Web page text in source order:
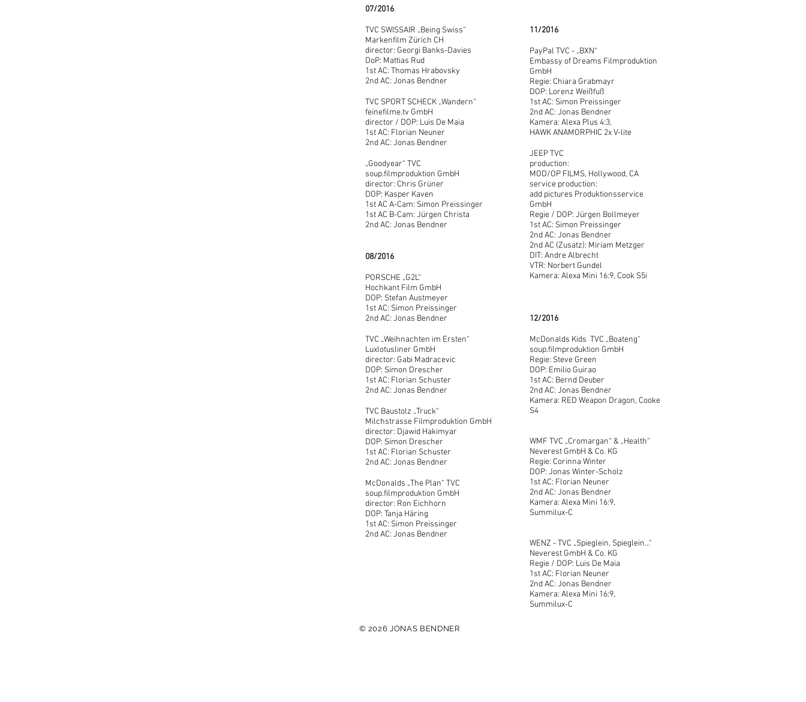
07/2016
TVC SWISSAIR „Being Swiss“
Markenfilm Zürich CH
director: Georgi Banks-Davies
DoP: Mattias Rud
1st AC: Thomas Hrabovsky
2nd AC: Jonas Bendner
TVC SPORT SCHECK „Wandern“
feinefilme.tv GmbH
director / DOP: Luis De Maia
1st AC: Florian Neuner
2nd AC: Jonas Bendner
„Goodyear“ TVC
soup.filmproduktion GmbH
director: Chris Grüner
DOP: Kasper Kaven
1st AC A-Cam: Simon Preissinger
1st AC B-Cam: Jürgen Christa
2nd AC: Jonas Bendner
08/2016
PORSCHE „G2L“
Hochkant Film GmbH
DOP: Stefan Austmeyer
1st AC: Simon Preissinger
2nd AC: Jonas Bendner
TVC „Weihnachten im Ersten“
Luxlotusliner GmbH
director: Gabi Madracevic
DOP: Simon Drescher
1st AC: Florian Schuster
2nd AC: Jonas Bendner
TVC Baustolz „Truck“
Milchstrasse Filmproduktion GmbH
director: Djawid Hakimyar
DOP: Simon Drescher
1st AC: Florian Schuster
2nd AC: Jonas Bendner
McDonalds „The Plan“ TVC
soup.filmproduktion GmbH
director: Ron Eichhorn
DOP: Tanja Häring
1st AC: Simon Preissinger
2nd AC: Jonas Bendner
11/2016
PayPal TVC - „BXN“
Embassy of Dreams Filmproduktion
GmbH
Regie: Chiara Grabmayr
DOP: Lorenz Weißfuß
1st AC: Simon Preissinger
2nd AC: Jonas Bendner
Kamera: Alexa Plus 4:3,
HAWK ANAMORPHIC 2x V-lite
JEEP TVC
production:
MOD/OP FILMS, Hollywood, CA
service production:
add pictures Produktionsservice
GmbH
Regie / DOP: Jürgen Bollmeyer
1st AC: Simon Preissinger
2nd AC: Jonas Bendner
2nd AC (Zusatz): Miriam Metzger
DIT: Andre Albrecht
VTR: Norbert Gundel
Kamera: Alexa Mini 16:9, Cook S5i
12/2016
McDonalds Kids TVC „Boateng"
soup.filmproduktion GmbH
Regie: Steve Green
DOP: Emilio Guirao
1st AC: Bernd Deuber
2nd AC: Jonas Bendner
Kamera: RED Weapon Dragon, Cooke
S4
WMF TVC „Cromargan“ & „Health“
Neverest GmbH & Co. KG
Regie: Corinna Winter
DOP: Jonas Winter-Scholz
1st AC: Florian Neuner
2nd AC: Jonas Bendner
Kamera: Alexa Mini 16:9,
Summilux-C
WENZ - TVC „Spieglein, Spieglein…“
Neverest GmbH & Co. KG
Regie / DOP: Luis De Maia
1st AC: Florian Neuner
2nd AC: Jonas Bendner
Kamera: Alexa Mini 16:9,
Summilux-C
© 2026 JONAS BENDNER